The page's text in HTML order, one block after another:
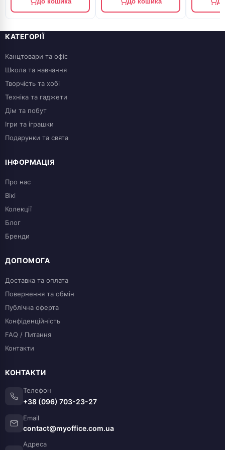
КАТЕГОРІЇ
Канцтовари та офіс
Школа та навчання
Творчість та хобі
Техніка та гаджети
Дім та побут
Ігри та іграшки
Подарунки та свята
ІНФОРМАЦІЯ
Про нас
Вікі
Колекції
Блог
Бренди
ДОПОМОГА
Доставка та оплата
Повернення та обмін
Публічна оферта
Конфіденційність
FAQ / Питання
Контакти
КОНТАКТИ
Телефон
+38 (096) 703-23-27
Email
contact@myoffice.com.ua
Адреса